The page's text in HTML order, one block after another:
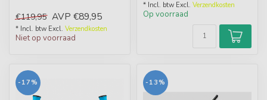
€119,95 AVP €89,95
* Incl. btw Excl. Verzendkosten
Niet op voorraad
* Incl. btw Excl. Verzendkosten
Op voorraad
-17% -13%